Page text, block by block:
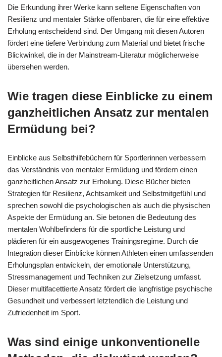
Die Erkundung ihrer Werke kann seltene Eigenschaften von
Resilienz und mentaler Stärke offenbaren, die für eine effektive
Erholung entscheidend sind. Der Umgang mit diesen Autoren
fördert eine tiefere Verbindung zum Material und bietet frische
Blickwinkel, die in der Mainstream-Literatur möglicherweise
übersehen werden.
Wie tragen diese Einblicke zu einem
ganzheitlichen Ansatz zur mentalen
Ermüdung bei?
Einblicke aus Selbsthilfebüchern für Sportlerinnen verbessern
das Verständnis von mentaler Ermüdung und fördern einen
ganzheitlichen Ansatz zur Erholung. Diese Bücher bieten
Strategien für Resilienz, Achtsamkeit und Selbstmitgefühl und
sprechen sowohl die psychologischen als auch die physischen
Aspekte der Ermüdung an. Sie betonen die Bedeutung des
mentalen Wohlbefindens für die sportliche Leistung und
plädieren für ein ausgewogenes Trainingsregime. Durch die
Integration dieser Einblicke können Athleten einen umfassenden
Erholungsplan entwickeln, der emotionale Unterstützung,
Stressmanagement und Techniken zur Zielsetzung umfasst.
Dieser multifacettierte Ansatz fördert die langfristige psychische
Gesundheit und verbessert letztendlich die Leistung und
Zufriedenheit im Sport.
Was sind einige unkonventionelle